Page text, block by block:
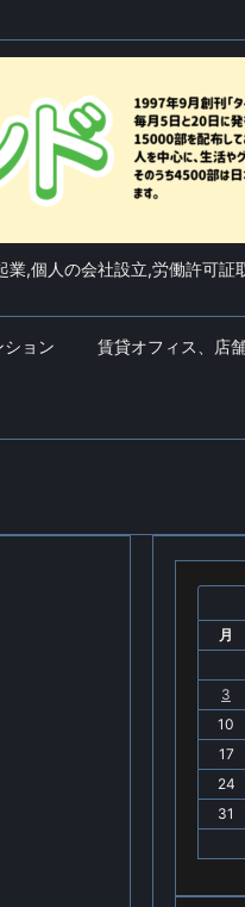
,個人の会社設立,労働許可
ョン 賃貸オフィス、店
月
3
10
17
24
31